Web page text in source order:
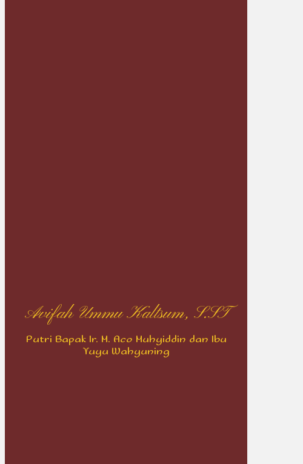
Avifah Ummu Kaltsum, S.ST
Putri Bapak Ir. M. Aco Muhyiddin dan Ibu
Yuyu Wahyuning